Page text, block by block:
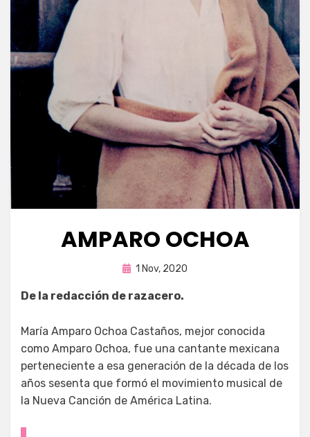
AMPARO OCHOA
porEnrique
Publicada
1 Nov, 2020
De la redacción de razacero.
María Amparo Ochoa Castaños, mejor conocida
como Amparo Ochoa, fue una cantante mexicana
perteneciente a esa generación de la década de los
años sesenta que formó el movimiento musical de
la Nueva Canción de América Latina.